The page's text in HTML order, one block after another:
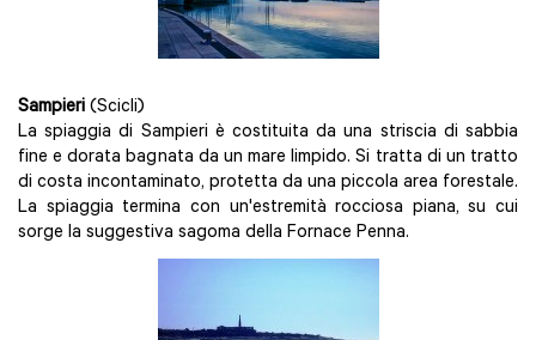
Sampieri (Scicli)
La spiaggia di Sampieri è costituita da una striscia di sabbia
fine e dorata bagnata da un mare limpido. Si tratta di un tratto
di costa incontaminato, protetta da una piccola area forestale.
La spiaggia termina con un'estremità rocciosa piana, su cui
sorge la suggestiva sagoma della Fornace Penna.